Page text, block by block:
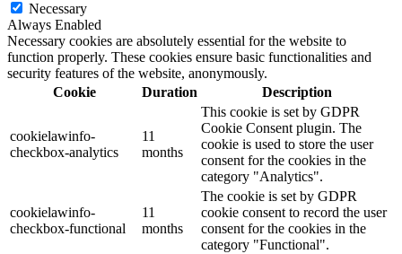
Necessary
Always Enabled
Necessary cookies are absolutely essential for the website to
function properly. These cookies ensure basic functionalities and
security features of the website, anonymously.
Cookie
Duration Description
cookielawinfo-
checkbox-analytics
11
months
This cookie is set by GDPR
Cookie Consent plugin. The
cookie is used to store the user
consent for the cookies in the
category "Analytics".
cookielawinfo-
checkbox-functional
11
months
The cookie is set by GDPR
cookie consent to record the user
consent for the cookies in the
category "Functional".